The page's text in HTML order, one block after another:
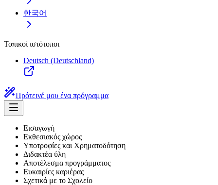
한국어
Τοπικοί ιστότοποι
Deutsch (Deutschland)
Πρότεινέ μου ένα πρόγραμμα
Εισαγωγή
Εκθεσιακός χώρος
Υποτροφίες και Χρηματοδότηση
Διδακτέα ύλη
Αποτέλεσμα προγράμματος
Ευκαιρίες καριέρας
Σχετικά με το Σχολείο